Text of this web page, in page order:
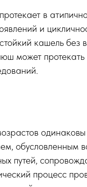
в
и
кашель без
может
одинаковы
обусловленным
путей,
процесс